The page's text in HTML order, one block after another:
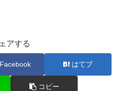
アする
Facebook はてブ
コピー